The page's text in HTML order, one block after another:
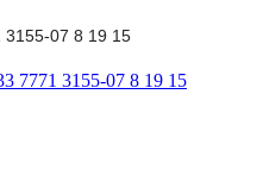
3155-07 8 19 15
7771 3155-07 8 19 15